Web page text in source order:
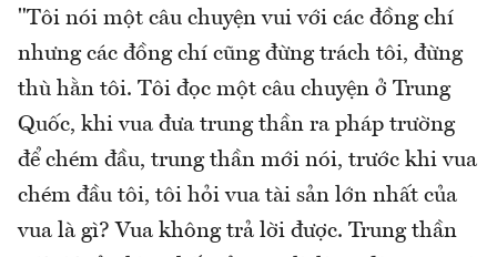
"Tôi nói một câu chuyện vui với các đồng chí
nhưng các đồng chí cũng đừng trách tôi, đừng
thù hằn tôi. Tôi đọc một câu chuyện ở Trung
Quốc, khi vua đưa trung thần ra pháp trường
để chém đầu, trung thần mới nói, trước khi vua
chém đầu tôi, tôi hỏi vua tài sản lớn nhất của
vua là gì? Vua không trả lời được. Trung thần